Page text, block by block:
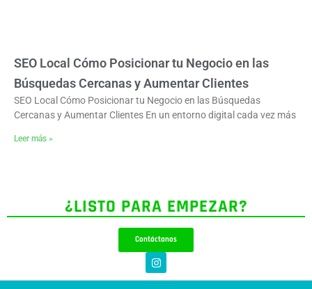
SEO Local Cómo Posicionar tu Negocio en las
Búsquedas Cercanas y Aumentar Clientes
SEO Local Cómo Posicionar tu Negocio en las Búsquedas
Cercanas y Aumentar Clientes En un entorno digital cada vez más
Leer más »
¿LISTO PARA EMPEZAR?
Contáctanos
I
n
s